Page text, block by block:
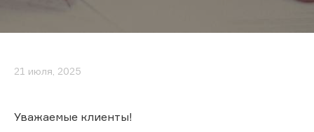
21 июля, 2025
Уважаемые клиенты!